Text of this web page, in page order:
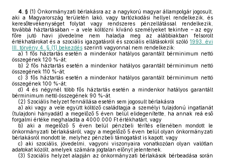
4. § (1) Önkormányzati bérlakásra az a nagykorú magyar állampolgár jogosult,
aki a Magyarország területén lakó, vagy tartózkodási hellyel rendelkezik, és
keresőtevékenységet folytat vagy rendszeres pénzellátással rendelkezik,
továbbá háztartásában – a vele költözni kívánó személyeket tekintve – az egy
főre jutó havi jövedelme nem haladja meg az alábbiakban felsorolt
értékhatárokat és a szociális igazgatásról és szociális ellátásokról szóló1993. évi
III. törvény 4. § (1) bekezdés szerinti vagyonnal nem rendelkezik:
a) 1 fős háztartás esetén a mindenkor hatályos garantált bérminimum nettó
összegének 120 %-át;
b) 2 fős háztartás esetén a mindenkor hatályos garantált bérminimum nettó
összegének 110 %-át;
c) 3 fős háztartás esetén a mindenkor hatályos garantált bérminimum nettó
összegének 100 %-át;
d) 4 és négynél több fős háztartás esetén a mindenkor hatályos garantált
bérminimum nettó összegének 90 %-át.
(2) Szociális helyzet fennállása esetén sem jogosult bérlakásra
a) aki vagy a vele együtt költöző családtagja a személyi tulajdonú ingatlanát
(tulajdoni hányadát) a megelőző 5 éven belül elidegenítette, ha annak reá eső
forgalmi értéke meghaladta a 4000.000 Ft értékhatárt, vagy
b) aki a megelőző 5 éven belül pénzbeli térítés ellenében mondott le
önkormányzati bérlakásáról, vagy a megelőző 5 éven belül olyan önkormányzati
bérlakásról mondott le, melyhez pénzbeli támogatást is kapott, vagy
c) aki szociális, jövedelmi, vagyoni viszonyaira vonatkozóan olyan valótlan
adatokat közölt, amelyek számára jogtalan előnyt jelentenek.
(3) Szociális helyzet alapján az önkormányzati bérlakások bérbeadása során